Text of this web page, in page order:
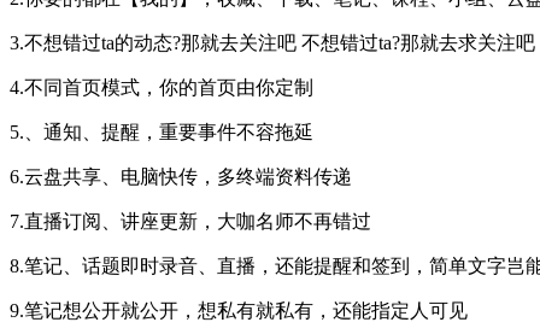
3.不想错过ta的动态?那就去关注吧 不想错过ta?那就去求关注吧
4.不同首页模式，你的首页由你定制
5.、通知、提醒，重要事件不容拖延
6.云盘共享、电脑快传，多终端资料传递
7.直播订阅、讲座更新，大咖名师不再错过
8.笔记、话题即时录音、直播，还能提醒和签到，简单文字岂
9.笔记想公开就公开，想私有就私有，还能指定人可见